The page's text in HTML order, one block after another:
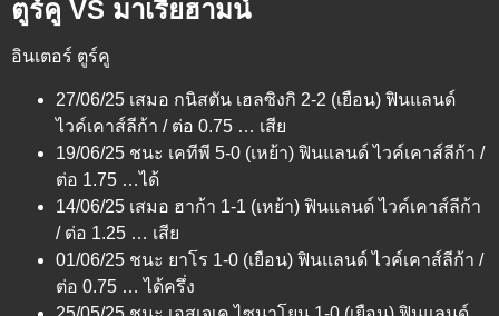
ตูร์คู VS มาเรียฮามน์
อินเตอร์ ตูร์คู
27/06/25 เสมอ กนิสตัน เฮลซิงกิ 2-2 (เยือน) ฟินแลนด์
ไวค์เคาส์ลีก้า / ต่อ 0.75 … เสีย
19/06/25 ชนะ เคทีพี 5-0 (เหย้า) ฟินแลนด์ ไวค์เคาส์ลีก้า /
ต่อ 1.75 …ได้
14/06/25 เสมอ ฮาก้า 1-1 (เหย้า) ฟินแลนด์ ไวค์เคาส์ลีก้า
/ ต่อ 1.25 … เสีย
01/06/25 ชนะ ยาโร 1-0 (เยือน) ฟินแลนด์ ไวค์เคาส์ลีก้า /
ต่อ 0.75 … ได้ครึ่ง